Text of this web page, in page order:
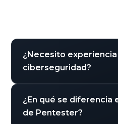
¿Necesito
ciberseguridad?
¿En qué se diferencia
de Pentester?